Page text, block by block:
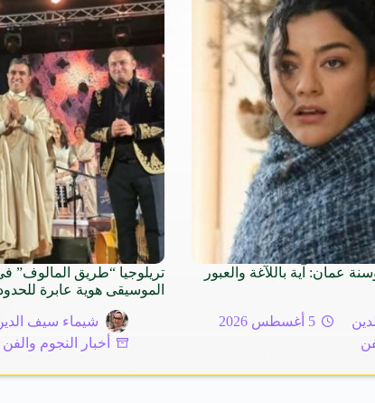
عمان: آية باللآغة والعبور
5 أغسطس 2026
تريلوجيا “طريق المالوف”
الموسيقى هوية عابرة
شيماء سيف
أخبار النجوم والفن